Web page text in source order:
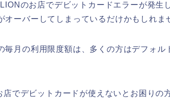
のお店でデビットカードエラーが発生
オーバーしてしまっているだけかもしれま
毎月の利用限度額は、多くの方はデフォル
でデビットカードが使えないとお困りの